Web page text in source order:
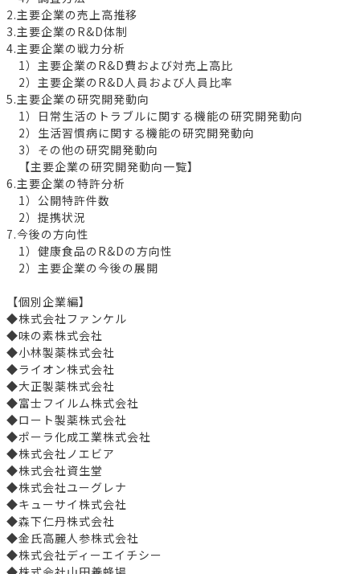
2.主要企業の売上高推移
3.主要企業のR&D体制
4.主要企業の戦力分析
1）主要企業のR&D費および対売上高比
2）主要企業のR&D人員および人員比率
5.主要企業の研究開発動向
1）日常生活のトラブルに関する機能の研究開発動向
2）生活習慣病に関する機能の研究開発動向
3）その他の研究開発動向
【主要企業の研究開発動向一覧】
6.主要企業の特許分析
1）公開特許件数
2）提携状況
7.今後の方向性
1）健康食品のR&Dの方向性
2）主要企業の今後の展開
【個別企業編】
◆株式会社ファンケル
◆味の素株式会社
◆小林製薬株式会社
◆ライオン株式会社
◆大正製薬株式会社
◆富士フイルム株式会社
◆ロート製薬株式会社
◆ポーラ化成工業株式会社
◆株式会社ノエビア
◆株式会社資生堂
◆株式会社ユーグレナ
◆キューサイ株式会社
◆森下仁丹株式会社
◆金氏高麗人参株式会社
◆株式会社ディーエイチシー